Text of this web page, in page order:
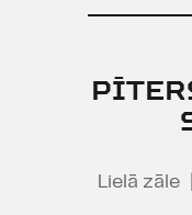
Lielā zāle